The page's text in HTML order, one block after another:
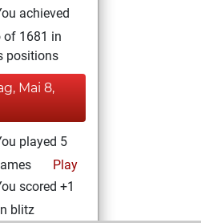
achieved
of 1681 in
positions
Mai 8,
played 5
Play
scored +1
blitz